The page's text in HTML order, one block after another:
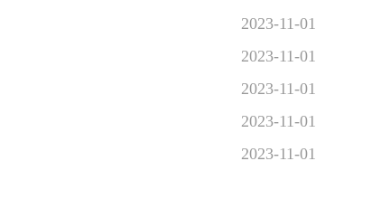
2023-11-01
2023-11-01
2023-11-01
2023-11-01
2023-11-01